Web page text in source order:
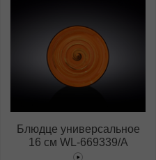
Блюдце универсальное
16 см WL‑669339/A